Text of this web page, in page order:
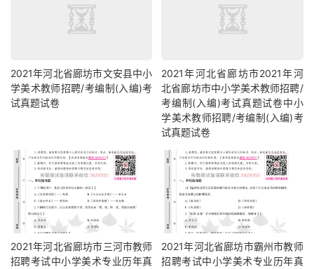
2021年河北省廊坊市文安县中小
学美术教师招聘/考编制(入编)考
试真题试卷
2021年河北省廊坊市2021年河
北省廊坊市中小学美术教师招聘/
考编制(入编)考试真题试卷中小
学美术教师招聘/考编制(入编)考
试真题试卷
2021年河北省廊坊市三河市教师
招聘考试中小学美术专业历年真
2021年河北省廊坊市霸州市教师
招聘考试中小学美术专业历年真